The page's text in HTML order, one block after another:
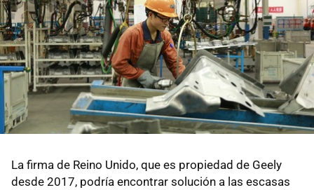
La firma de Reino Unido, que es propiedad de Geely
desde 2017, podría encontrar solución a las escasas